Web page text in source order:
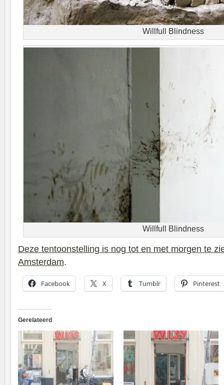
Willfull Blindness
Willfull Blindness
Deze tentoonstelling is nog tot en met morgen te
Amsterdam.
Facebook X Tumblr Pinterest
Gerelateerd